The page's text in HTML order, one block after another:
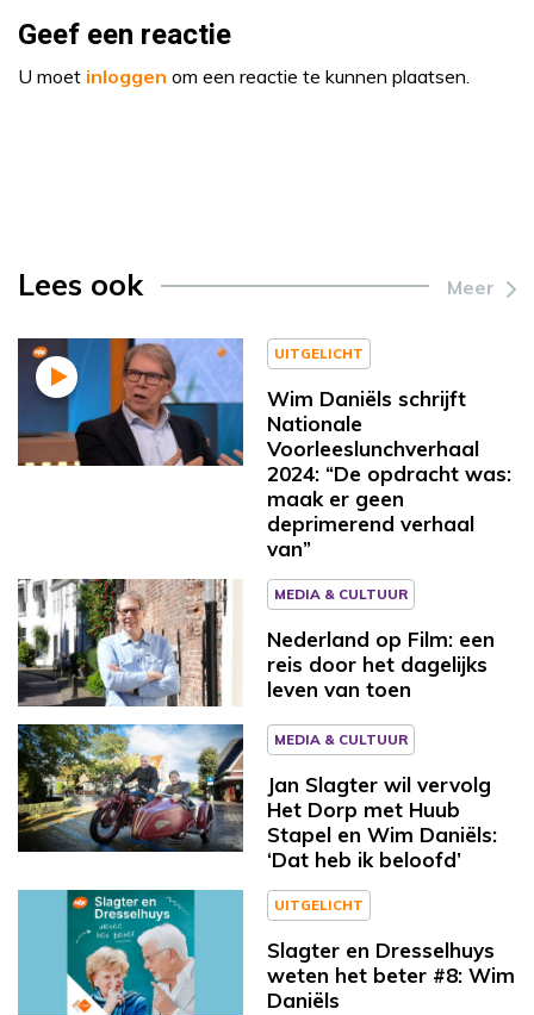
Geef een reactie
U moet inloggen om een reactie te kunnen plaatsen.
Lees ook Meer
UITGELICHT
Wim Daniëls schrijft
Nationale
Voorleeslunchverhaal
2024: “De opdracht was:
maak er geen
deprimerend verhaal
van”
MEDIA & CULTUUR
Nederland op Film: een
reis door het dagelijks
leven van toen
MEDIA & CULTUUR
Jan Slagter wil vervolg
Het Dorp met Huub
Stapel en Wim Daniëls:
‘Dat heb ik beloofd’
UITGELICHT
Slagter en Dresselhuys
weten het beter #8: Wim
Daniëls